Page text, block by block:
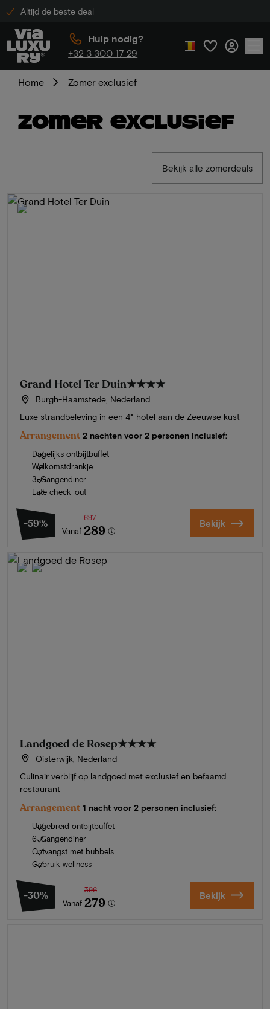
Altijd de beste deal
Hulp nodig?
+32 3 300 17 29
Home Zomer exclusief
Zomer exclusief
Bekijk alle zomerdeals
Grand Hotel Ter Duin★★★★
Burgh-Haamstede, Nederland
Luxe strandbeleving in een 4* hotel aan de Zeeuwse kust
Arrangement 2 nachten voor 2 personen inclusief:
Dagelijks ontbijtbuffet
Welkomstdrankje
3-Gangendiner
Late check-out
-59%
Vanaf
697
289 Bekijk
Landgoed de Rosep★★★★
Oisterwijk, Nederland
Culinair verblijf op landgoed met exclusief en befaamd
restaurant
Arrangement 1 nacht voor 2 personen inclusief:
Uitgebreid ontbijtbuffet
6-Gangendiner
Ontvangst met bubbels
Gebruik wellness
-30%
Vanaf
396
279 Bekijk